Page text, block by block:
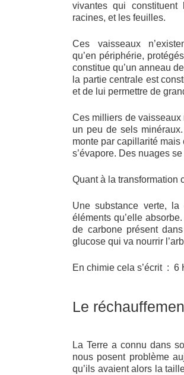
vivantes qui constituent
racines, et les feuilles.
Ces vaisseaux
qu’en périphérie,
constitue qu’un anneau
la partie centrale est
et de lui permettre de
Ces milliers de vaisseaux
un peu de sels
monte par capillarité mais
s’évapore. Des nuages
Quant à la transformation
Une substance verte, la
éléments qu’elle
de carbone présent
glucose qui va nourrir
En chimie cela s’écrit : 6
Le
La Terre a connu dans
nous posent problème
qu’ils avaient alors la